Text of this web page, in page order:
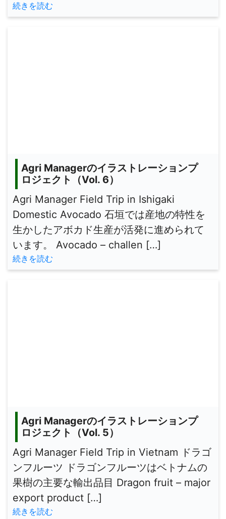
続きを読む
Agri Managerのイラストレーションプ
ロジェクト（Vol. 6）
Agri Manager Field Trip in Ishigaki
Domestic Avocado 石垣では産地の特性を
生かしたアボカド生産が活発に進められて
います。 Avocado – challen […]
続きを読む
Agri Managerのイラストレーションプ
ロジェクト（Vol. 5）
Agri Manager Field Trip in Vietnam ドラゴ
ンフルーツ ドラゴンフルーツはベトナムの
果樹の主要な輸出品目 Dragon fruit – major
export product […]
続きを読む